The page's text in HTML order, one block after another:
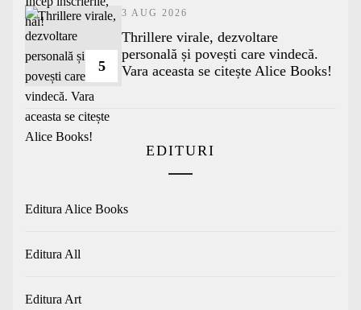
5
3 AUG 2026
Thrillere virale, dezvoltare
personală și povești care vindecă.
Vara aceasta se citește Alice Books!
EDITURI
Editura Alice Books
Editura All
Editura Art